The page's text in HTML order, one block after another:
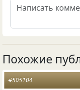
Похожие
#505104